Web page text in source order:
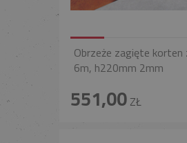
Obrzeże zagięte
6m, h220mm 2mm
551,00ZŁ